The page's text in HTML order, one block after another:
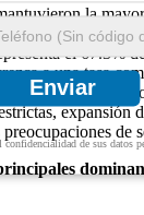
Enviar
de sus datos
la
el 67.3%
a una tasa
por
expansión
de